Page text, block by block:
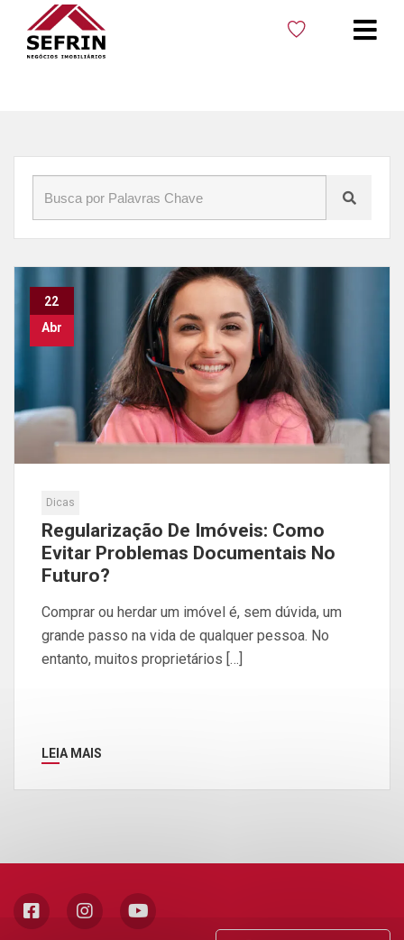
Início»Blog »Documentação imobiliária
22
Abr
Dicas
Regularização De Imóveis: Como
Evitar Problemas Documentais No
Futuro?
Comprar ou herdar um imóvel é, sem dúvida, um
grande passo na vida de qualquer pessoa. No
entanto, muitos proprietários […]
LEIA MAIS